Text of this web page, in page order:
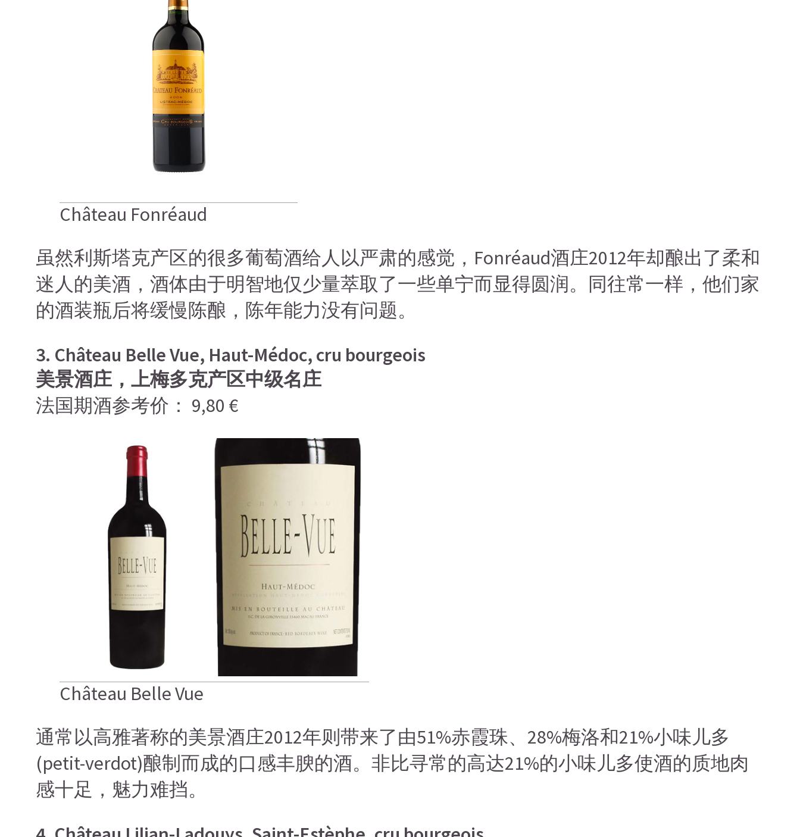
Château Fonréaud
虽然利斯塔克产区的很多葡萄酒给人以严肃的感觉，Fonréaud酒庄2012年却酿出了柔和
迷人的美酒，酒体由于明智地仅少量萃取了一些单宁而显得圆润。同往常一样，他们家
的酒装瓶后将缓慢陈酿，陈年能力没有问题。
3. Château Belle Vue, Haut-Médoc, cru bourgeois
美景酒庄，上梅多克产区中级名庄
法国期酒参考价： 9,80 €
Château Belle Vue
通常以高雅著称的美景酒庄2012年则带来了由51%赤霞珠、28%梅洛和21%小味儿多
(petit-verdot)酿制而成的口感丰腴的酒。非比寻常的高达21%的小味儿多使酒的质地肉
感十足，魅力难挡。